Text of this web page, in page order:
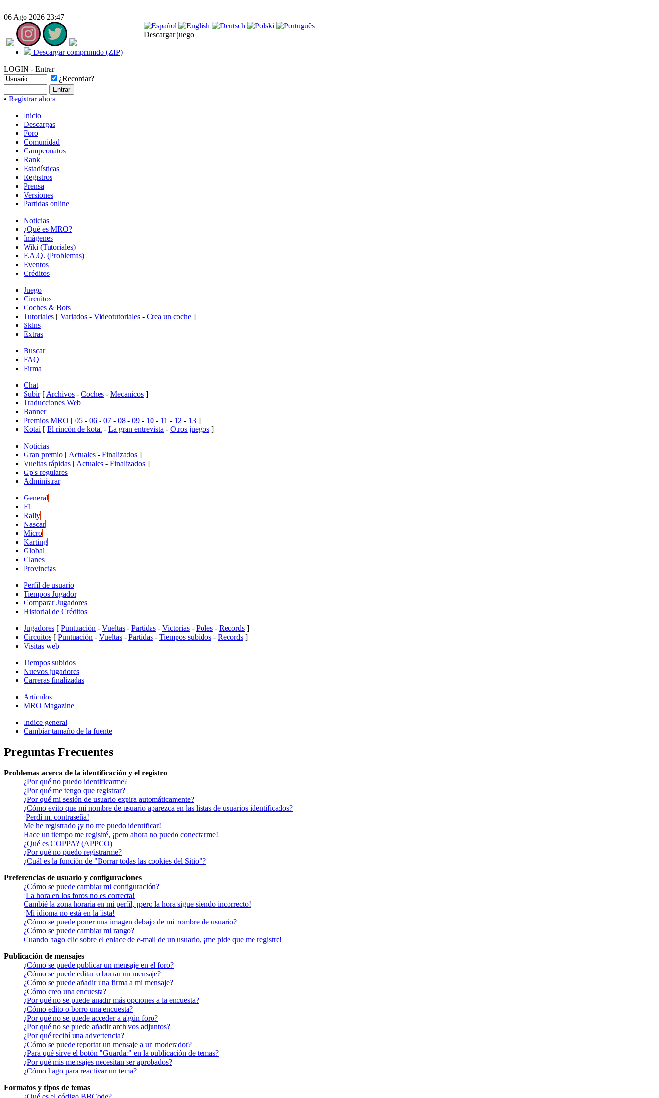
06 Ago 2026 23:47
Descargar juego
Descargar comprimido (ZIP)
LOGIN - Entrar
¿Recordar?
• Registrar ahora
Inicio
Descargas
Foro
Comunidad
Campeonatos
Rank
Estadísticas
Registros
Prensa
Versiones
Partidas online
Noticias
¿Qué es MRO?
Imágenes
Wiki (Tutoriales)
F.A.Q. (Problemas)
Eventos
Créditos
Juego
Circuitos
Coches & Bots
Tutoriales [ Variados - Videotutoriales - Crea un coche ]
Skins
Extras
Buscar
FAQ
Firma
Chat
Subir [ Archivos - Coches - Mecanicos ]
Traducciones Web
Banner
Premios MRO [ 05 - 06 - 07 - 08 - 09 - 10 - 11 - 12 - 13 ]
Kotai [ El rincón de kotai - La gran entrevista - Otros juegos ]
Noticias
Gran premio [ Actuales - Finalizados ]
Vueltas rápidas [ Actuales - Finalizados ]
Gp's regulares
Administrar
General
F1
Rally
Nascar
Micro
Karting
Global
Clanes
Provincias
Perfil de usuario
Tiempos Jugador
Comparar Jugadores
Historial de Créditos
Jugadores [ Puntuación - Vueltas - Partidas - Victorias - Poles - Records ]
Circuitos [ Puntuación - Vueltas - Partidas - Tiempos subidos - Records ]
Visitas web
Tiempos subidos
Nuevos jugadores
Carreras finalizadas
Artículos
MRO Magazine
Índice general
Cambiar tamaño de la fuente
Preguntas Frecuentes
Problemas acerca de la identificación y el registro
¿Por qué no puedo identificarme?
¿Por qué me tengo que registrar?
¿Por qué mi sesión de usuario expira automáticamente?
¿Cómo evito que mi nombre de usuario aparezca en las listas de usuarios identificados?
¡Perdí mi contraseña!
Me he registrado ¡y no me puedo identificar!
Hace un tiempo me registré, ¡pero ahora no puedo conectarme!
¿Qué es COPPA? (APPCO)
¿Por qué no puedo registrarme?
¿Cuál es la función de "Borrar todas las cookies del Sitio"?
Preferencias de usuario y configuraciones
¿Cómo se puede cambiar mi configuración?
¡La hora en los foros no es correcta!
Cambié la zona horaria en mi perfil, ¡pero la hora sigue siendo incorrecto!
¡Mi idioma no está en la lista!
¿Cómo se puede poner una imagen debajo de mi nombre de usuario?
¿Cómo se puede cambiar mi rango?
Cuando hago clic sobre el enlace de e-mail de un usuario, ¡me pide que me registre!
Publicación de mensajes
¿Cómo se puede publicar un mensaje en el foro?
¿Cómo se puede editar o borrar un mensaje?
¿Cómo se puede añadir una firma a mi mensaje?
¿Cómo creo una encuesta?
¿Por qué no se puede añadir más opciones a la encuesta?
¿Cómo edito o borro una encuesta?
¿Por qué no se puede acceder a algún foro?
¿Por qué no se puede añadir archivos adjuntos?
¿Por qué recibí una advertencia?
¿Cómo se puede reportar un mensaje a un moderador?
¿Para qué sirve el botón "Guardar" en la publicación de temas?
¿Por qué mis mensajes necesitan ser aprobados?
¿Cómo hago para reactivar un tema?
Formatos y tipos de temas
¿Qué es el código BBCode?